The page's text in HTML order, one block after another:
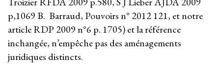
p,1069 B. Barraud, Pouvoirs n° 2012 121, et notre
article RDP 2009 n°6 p. 1705) et la référence
inchangée, n’empêche pas des aménagements
juridiques distincts.